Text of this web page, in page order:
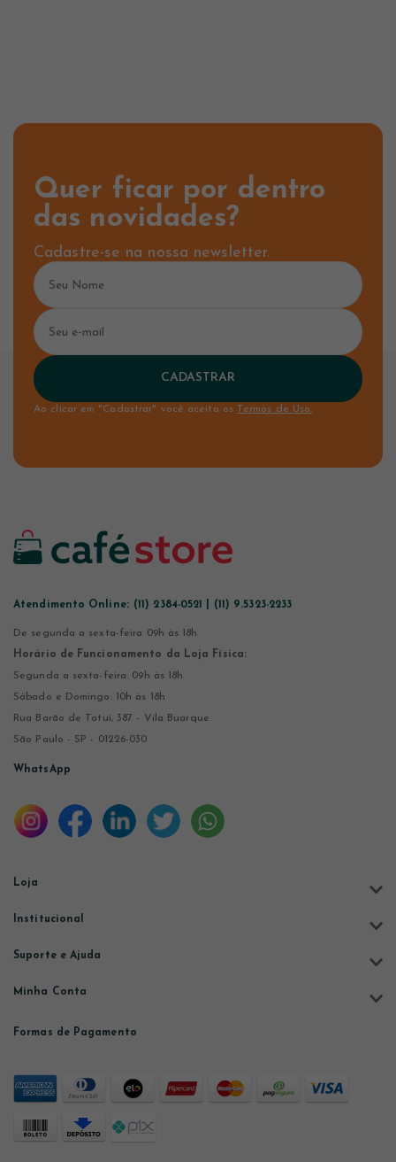
Quer ficar por dentro
das novidades?
Cadastre-se na nossa newsletter.
CADASTRAR
Ao clicar em "Cadastrar" você aceita os Termos de Uso.
Atendimento Online: (11) 2384-0521 | (11) 9.5323-2233
De segunda a sexta-feira 09h às 18h
Horário de Funcionamento da Loja Física:
Segunda a sexta-feira: 09h às 18h
Sábado e Domingo: 10h às 18h
Rua Barão de Tatuí, 387 - Vila Buarque
São Paulo - SP - 01226-030
WhatsApp
Loja
Institucional
Suporte e Ajuda
Minha Conta
Formas de Pagamento